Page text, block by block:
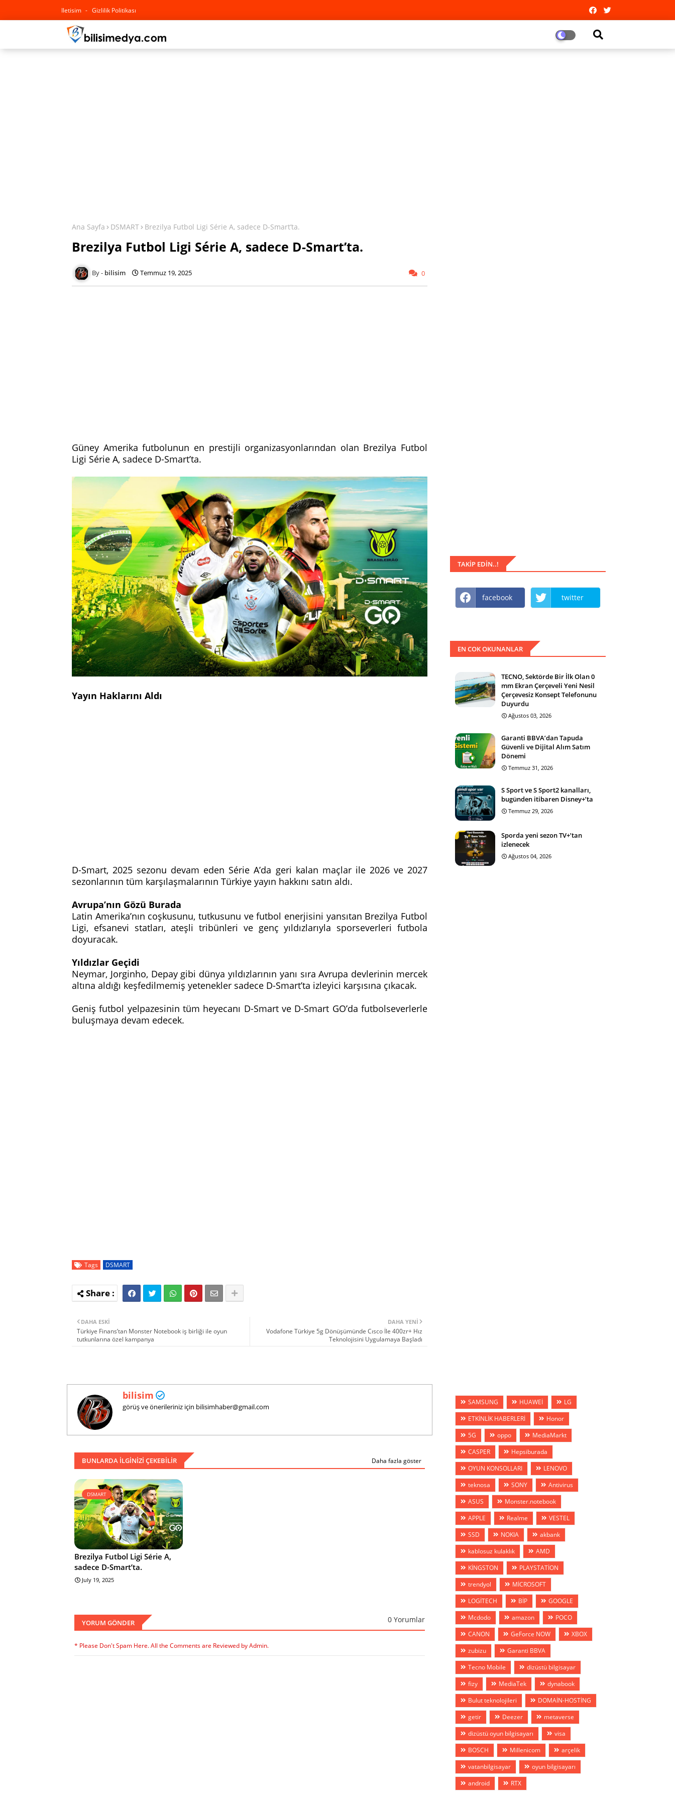
Iletisim Gizlilik Politikası
Ana Sayfa DSMART Brezilya Futbol Ligi Série A, sadece D-Smart’ta.
Brezilya Futbol Ligi Série A, sadece D-Smart’ta.
bilisim Temmuz 19, 2025 0
Güney Amerika futbolunun en prestijli organizasyonlarından olan Brezilya Futbol
Ligi Série A, sadece D-Smart’ta.
Yayın Haklarını Aldı
D-Smart, 2025 sezonu devam eden Série A’da geri kalan maçlar ile 2026 ve 2027
sezonlarının tüm karşılaşmalarının Türkiye yayın hakkını satın aldı.
Avrupa’nın Gözü Burada
Latin Amerika’nın coşkusunu, tutkusunu ve futbol enerjisini yansıtan Brezilya Futbol
Ligi, efsanevi statları, ateşli tribünleri ve genç yıldızlarıyla sporseverleri futbola
doyuracak.
Yıldızlar Geçidi
Neymar, Jorginho, Depay gibi dünya yıldızlarının yanı sıra Avrupa devlerinin mercek
altına aldığı keşfedilmemiş yetenekler sadece D-Smart’ta izleyici karşısına çıkacak.
Geniş futbol yelpazesinin tüm heyecanı D-Smart ve D-Smart GO’da futbolseverlerle
buluşmaya devam edecek.
Tags DSMART
DAHA YENI
Vodafone Türkiye 5g Dönüşümünde Cısco İle 400zr+ Hız
Teknolojisini Uygulamaya Başladı
DAHA ESKI
Türkiye Finans’tan Monster Notebook iş birliği ile oyun
tutkunlarına özel kampanya
bilisim
görüş ve önerileriniz için bilisimhaber@gmail.com
BUNLARDA ILGINIZI ÇEKEBILIR Daha fazla göster
DSMART
Brezilya Futbol Ligi Série A,
sadece D-Smart’ta.
July 19, 2025
YORUM GÖNDER 0 Yorumlar
* Please Don't Spam Here. All the Comments are Reviewed by Admin.
TAKIP EDIN..!
facebook twitter
EN COK OKUNANLAR
TECNO, Sektörde Bir İlk Olan 0
mm Ekran Çerçeveli Yeni Nesil
Çerçevesiz Konsept Telefonunu
Duyurdu
Ağustos 03, 2026
Garanti BBVA’dan Tapuda
Güvenli ve Dijital Alım Satım
Dönemi
Temmuz 31, 2026
S Sport ve S Sport2 kanalları,
bugünden itibaren Disney+’ta
Temmuz 29, 2026
Sporda yeni sezon TV+’tan
izlenecek
Ağustos 04, 2026
SAMSUNG HUAWEİ
LG
ETKİNLİK HABERLERİ
Honor
5G
oppo
MediaMarkt
CASPER
Hepsiburada
OYUN KONSOLLARI
LENOVO
teknosa
SONY
Antivirus
ASUS
Monster.notebook
APPLE
Realme
VESTEL
SSD
NOKIA
akbank
kablosuz kulaklık
AMD
KİNGSTON
PLAYSTATİON
trendyol
MİCROSOFT
LOGİTECH
BİP
GOOGLE
Mcdodo
amazon
POCO
CANON
GeForce NOW
XBOX
zubizu
Garanti BBVA
Tecno Mobile
dizüstü bilgisayar
fizy
MediaTek
dynabook
Bulut teknolojileri
DOMAİN-HOSTİNG
getir
Deezer
metaverse
dizüstü oyun bilgisayarı
visa
BOSCH
Millenicom
arçelik
vatanbilgisayar
oyun bilgisayarı
android
RTX